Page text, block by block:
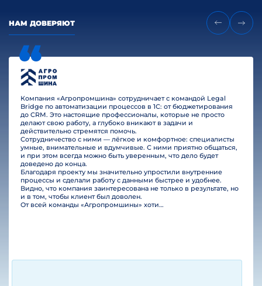
НАМ ДОВЕРЯЮТ
Компания «Агропромшина» сотрудничает с командой Legal
Bridge по автоматизации процессов в 1С: от бюджетирования
до CRM. Это настоящие профессионалы, которые не просто
делают свою работу, а глубоко вникают в задачи и
действительно стремятся помочь.
Сотрудничество с ними — лёгкое и комфортное: специалисты
умные, внимательные и вдумчивые. С ними приятно общаться,
и при этом всегда можно быть уверенным, что дело будет
доведено до конца.
Благодаря проекту мы значительно упростили внутренние
процессы и сделали работу с данными быстрее и удобнее.
Видно, что компания заинтересована не только в результате, но
и в том, чтобы клиент был доволен.
От всей команды «Агропромшины» хотим поблагодарить специалистов Legal Bridge за отличную работу и человеческое отношение.…